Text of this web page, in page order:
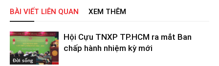
BÀI VIẾT LIÊN QUAN XEM THÊM
Đời sống
Hội Cựu TNXP TP.HCM ra mắt Ban
chấp hành nhiệm kỳ mới